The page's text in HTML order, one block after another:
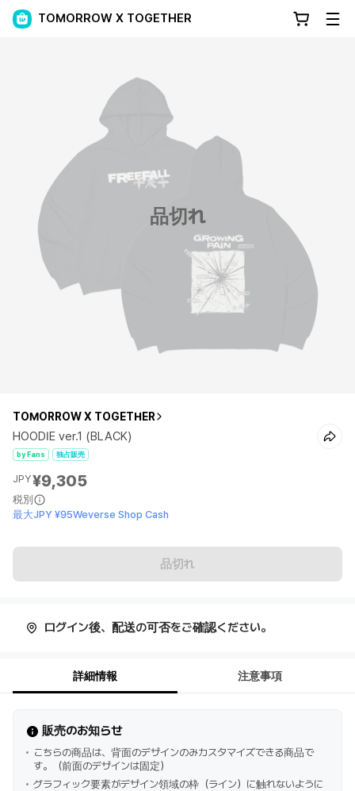
TOMORROW X TOGETHER
品切れ
TOMORROW X TOGETHER
HOODIE ver.1 (BLACK)
by Fans 独占販売
JPY¥9,305
税別
最大JPY ¥95Weverse Shop Cash
品切れ
ログイン後、配送の可否をご確認ください。
詳細情報 注意事項
販売のお知らせ
こちらの商品は、背面のデザインのみカスタマイズできる商品で
す。（前面のデザインは固定）
グラフィック要素がデザイン領域の枠（ライン）に触れないように